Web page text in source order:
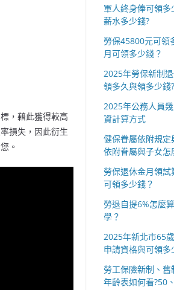
，藉此獲得較高
損失，因此衍生
。
軍人終身俸可領
薪水多少錢?
勞保45800元可領
月可領多少錢？
2025年勞保新制
領多久與領多少錢?
2025年公務人員
資計算方式
健保眷屬依附規定
依附眷屬與子女怎
勞保退休金月領
可領多少錢？
勞退自提6%怎麼
學？
2025年新北市65
申請資格與可領多
勞工保險新制、
年齡表如何看?50